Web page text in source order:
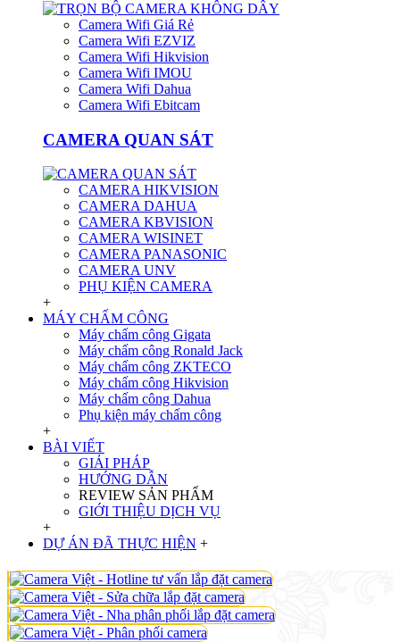
Camera Wifi Giá Rẻ
Camera Wifi EZVIZ
Camera Wifi Hikvision
Camera Wifi IMOU
Camera Wifi Dahua
Camera Wifi Ebitcam
CAMERA QUAN SÁT
CAMERA HIKVISION
CAMERA DAHUA
CAMERA KBVISION
CAMERA WISINET
CAMERA PANASONIC
CAMERA UNV
PHỤ KIỆN CAMERA
+
MÁY CHẤM CÔNG
Máy chấm công Gigata
Máy chấm công Ronald Jack
Máy chấm công ZKTECO
Máy chấm công Hikvision
Máy chấm công Dahua
Phụ kiện máy chấm công
+
BÀI VIẾT
GIẢI PHÁP
HƯỚNG DẪN
REVIEW SẢN PHẨM
GIỚI THIỆU DỊCH VỤ
+
DỰ ÁN ĐÃ THỰC HIỆN +